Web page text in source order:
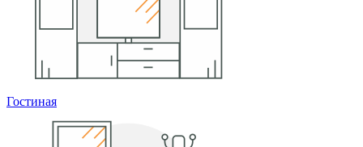
Гостиная